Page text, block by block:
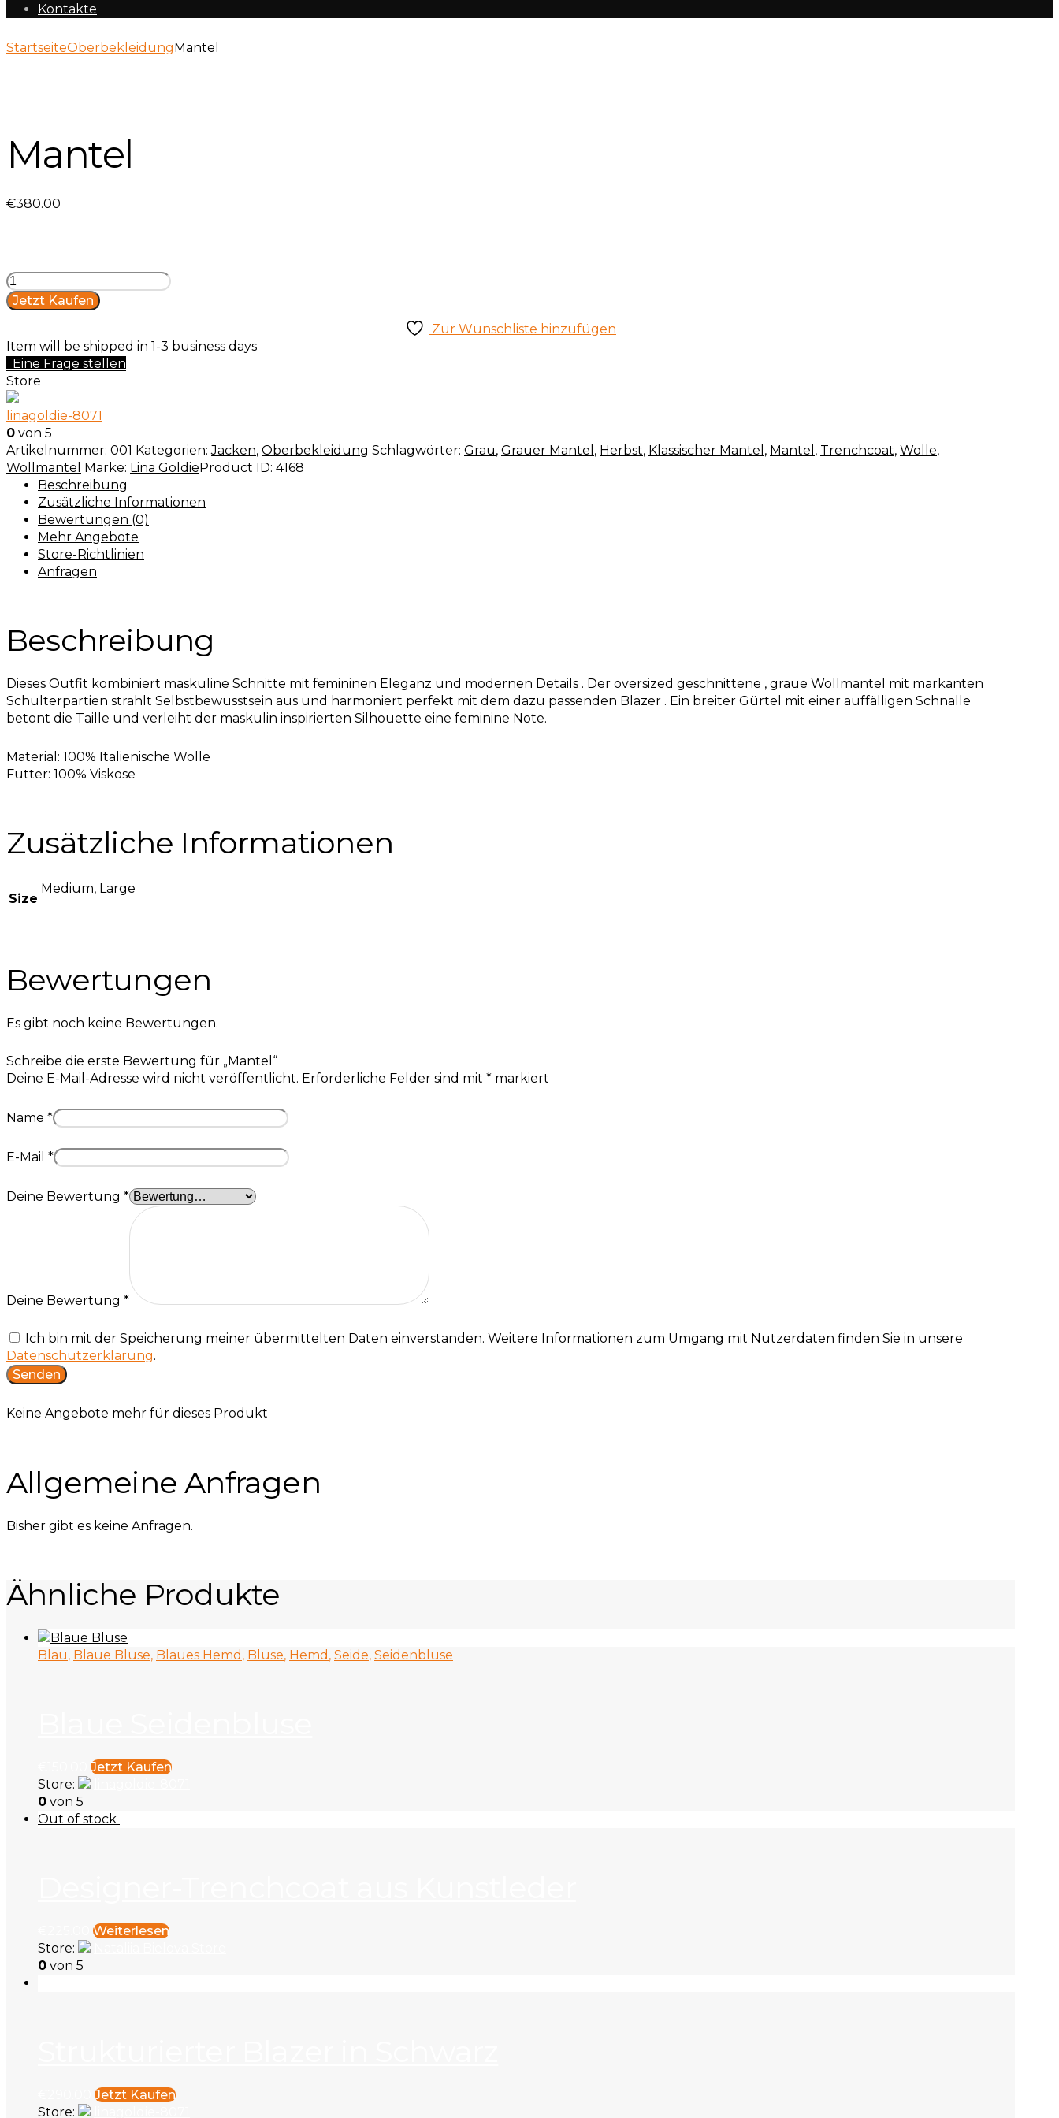
Kontakte
StartseiteOberbekleidungMantel
Mantel
€380.00
Mantel
Menge
Jetzt Kaufen
Zur Wunschliste hinzufügen
Item will be shipped in 1-3 business days
Eine Frage stellen
Store
linagoldie-8071
0 von 5
Artikelnummer: 001 Kategorien:Jacken, Oberbekleidung Schlagwörter: Grau, Grauer Mantel , Herbst, Klassischer Mantel , Mantel , Trenchcoat, Wolle,
Wollmantel Marke: Lina GoldieProduct ID: 4168
Beschreibung
Zusätzliche Informationen
Bewertungen (0)
Mehr Angebote
Store-Richtlinien
Anfragen
Beschreibung
Dieses Outfit kombiniert maskuline Schnitte mit femininen Eleganz und modernen Details . Der oversized geschnittene , graue Wollmantel mit markanten
Schulterpartien strahlt Selbstbewusstsein aus und harmoniert perfekt mit dem dazu passenden Blazer . Ein breiter Gürtel mit einer auffälligen Schnalle
betont die Taille und verleiht der maskulin inspirierten Silhouette eine feminine Note.
Material: 100% Italienische Wolle
Futter: 100% Viskose
Zusätzliche Informationen
Size
Medium, Large
Bewertungen
Es gibt noch keine Bewertungen.
Schreibe die erste Bewertung für „Mantel“
Deine E-Mail-Adresse wird nicht veröffentlicht. Erforderliche Felder sind mit * markiert
Name *
E-Mail *
Deine Bewertung *
Deine Bewertung *
Ich bin mit der Speicherung meiner übermittelten Daten einverstanden. Weitere Informationen zum Umgang mit Nutzerdaten finden Sie in unsere
Datenschutzerklärung.
Keine Angebote mehr für dieses Produkt
Allgemeine Anfragen
Bisher gibt es keine Anfragen.
Ähnliche Produkte
Blau, Blaue Bluse, Blaues Hemd , Bluse, Hemd , Seide, Seidenbluse
Jetzt Kaufen
Store:
0 von 5
Out of stock
Weiterlesen
Store:
0 von 5
Jetzt Kaufen
Store: